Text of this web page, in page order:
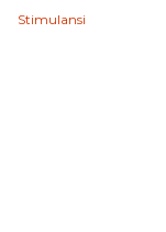
Stimulansi